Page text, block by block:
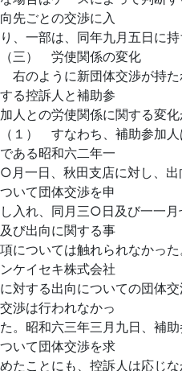
向先ごとの交渉に入
り、一部は、同年九月五日に
（三） 労使関係の変化
右のように新団体交渉が持
する控訴人と補助参
加人との労使関係に関する変
（１） すなわち、補助参加
である昭和六二年一
○月一日、秋田支店に対し、
ついて団体交渉を申
し入れ、同月三○日及び一一
及び出向に関する事
項については触れられなかっ
ンケイセキ株式会社
に対する出向についての団体
交渉は行われなかっ
た。昭和六三年三月九日、補
ついて団体交渉を求
めたことにも、控訴人は応じ